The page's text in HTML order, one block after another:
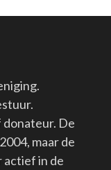
donateur. De
maar de
actief in de